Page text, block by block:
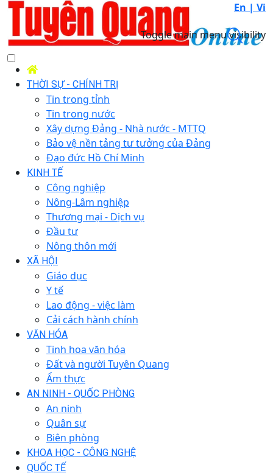
En | Vi
Toggle main menu visibility
THỜI SỰ - CHÍNH TRỊ
Tin trong tỉnh
Tin trong nước
Xây dựng Đảng - Nhà nước - MTTQ
Bảo vệ nền tảng tư tưởng của Đảng
Đạo đức Hồ Chí Minh
KINH TẾ
Công nghiệp
Nông-Lâm nghiệp
Thương mại - Dịch vụ
Đầu tư
Nông thôn mới
XÃ HỘI
Giáo dục
Y tế
Lao động - việc làm
Cải cách hành chính
VĂN HÓA
Tinh hoa văn hóa
Đất và người Tuyên Quang
Ẩm thực
AN NINH - QUỐC PHÒNG
An ninh
Quân sự
Biên phòng
KHOA HỌC - CÔNG NGHỆ
QUỐC TẾ